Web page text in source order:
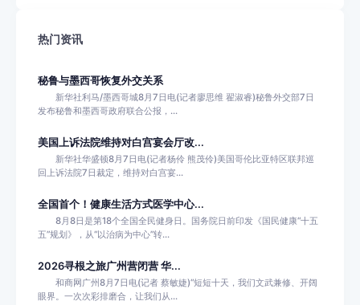
热门资讯
秘鲁与墨西哥恢复外交关系
新华社利马/墨西哥城8月7日电(记者廖思维 翟淑睿)秘鲁外交部7日
发布秘鲁和墨西哥政府联合公报，...
美国上诉法院维持对白宫宴会厅改...
新华社华盛顿8月7日电(记者杨伶 熊茂伶)美国哥伦比亚特区联邦巡
回上诉法院7日裁定，维持对白宫宴...
全国首个！健康生活方式医学中心...
8月8日是第18个全国全民健身日。国务院日前印发《国民健康“十五
五”规划》，从“以治病为中心”转...
2026寻根之旅广州营闭营 华...
和商网广州8月7日电(记者 蔡敏婕)“短短十天，我们文武兼修、开阔
眼界。一次次彩排磨合，让我们从...